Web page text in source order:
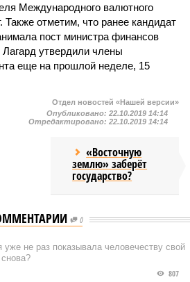
Международного валютного
отметим, что ранее кандидат
пост министра финансов
утвердили члены
еще на прошлой неделе, 15
Отдел новостей «Нашей версии»
Опубликовано: 22.10.2019 14:14
Отредактировано: 22.10.2019 14:14
«Восточную
землю» заберёт
государство?
0
уже не раз показывала человечеству свой
807